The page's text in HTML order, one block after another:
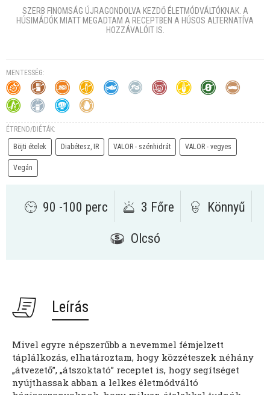
SZERB FINOMSÁG ÚJRAGONDOLVA KEZDŐ ÉLETMÓDVÁLTÓKNAK. A
HÚSIMÁDÓK MIATT MEGADTAM A RECEPTBEN A HÚSOS ALTERNATÍVA
HOZZÁVALÓIT IS.
MENTESSÉG:
ÉTREND/DIÉTÁK:
Böjti ételek Diabétesz, IR VALOR - szénhidrát VALOR - vegyes
Vegán
90 -100 perc 3 Főre Könnyű
Olcsó
Leírás
Mivel egyre népszerűbb a nevemmel fémjelzett
táplálkozás, elhatároztam, hogy közzéteszek néhány
„átvezető”, „átszoktató” receptet is, hogy segítséget
nyújthassak abban a lelkes életmódváltó